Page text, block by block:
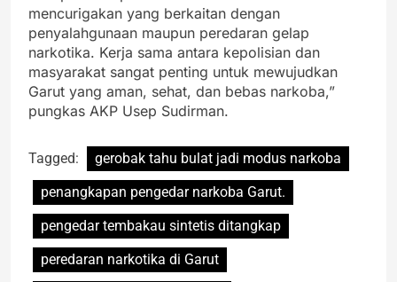
mencurigakan yang berkaitan dengan
penyalahgunaan maupun peredaran gelap
narkotika. Kerja sama antara kepolisian dan
masyarakat sangat penting untuk mewujudkan
Garut yang aman, sehat, dan bebas narkoba,”
pungkas AKP Usep Sudirman.
Tagged:
gerobak tahu bulat jadi modus narkoba
penangkapan pengedar narkoba Garut.
pengedar tembakau sintetis ditangkap
peredaran narkotika di Garut